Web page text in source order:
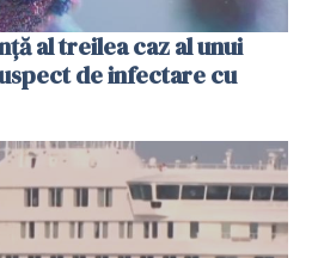
al treilea caz al unui
de infectare cu